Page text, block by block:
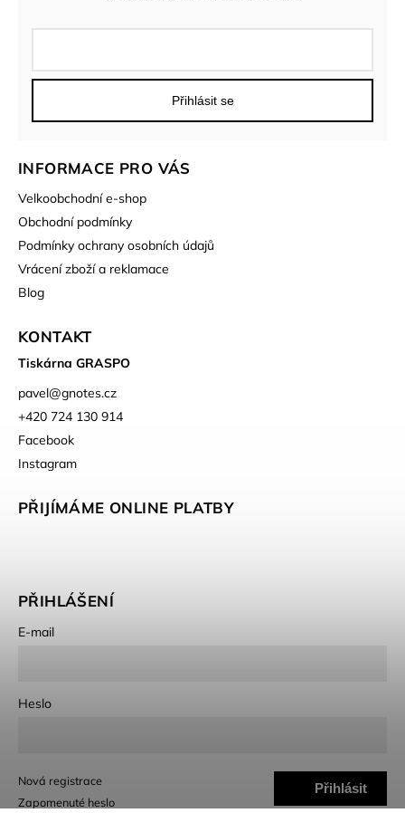
INFORMACE PRO VÁS
Velkoobchodní e-shop
Obchodní podmínky
Podmínky ochrany osobních údajů
Vrácení zboží a reklamace
Blog
KONTAKT
Tiskárna GRASPO
pavel@gnotes.cz
+420 724 130 914
Facebook
Instagram
PŘIJÍMÁME ONLINE PLATBY
PŘIHLÁŠENÍ
E-mail
Heslo
Přihlásit
Nová registrace
Zapomenuté heslo
Přihlásit se